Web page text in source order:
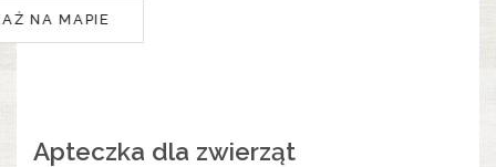
NA MAPIE
Apteczka dla zwierząt